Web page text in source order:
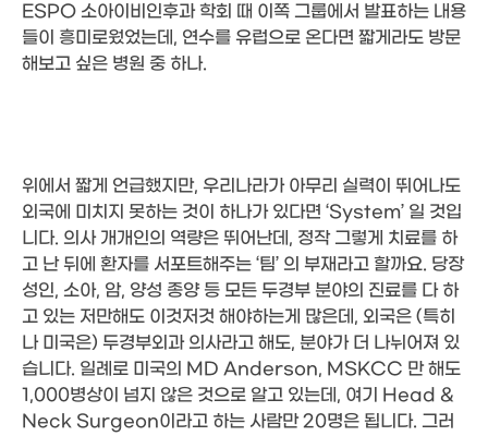
ESPO 소아이비인후과 학회 때 이쪽 그룹에서 발표하는 내용
들이 흥미로웠었는데, 연수를 유럽으로 온다면 짧게라도 방문
해보고 싶은 병원 중 하나.
위에서 짧게 언급했지만, 우리나라가 아무리 실력이 뛰어나도
외국에 미치지 못하는 것이 하나가 있다면 ‘System’ 일 것입
니다. 의사 개개인의 역량은 뛰어난데, 정작 그렇게 치료를 하
고 난 뒤에 환자를 서포트해주는 ‘팀’ 의 부재라고 할까요. 당장
성인, 소아, 암, 양성 종양 등 모든 두경부 분야의 진료를 다 하
고 있는 저만해도 이것저것 해야하는게 많은데, 외국은 (특히
나 미국은) 두경부외과 의사라고 해도, 분야가 더 나뉘어져 있
습니다. 일례로 미국의 MD Anderson, MSKCC 만 해도
1,000병상이 넘지 않은 것으로 알고 있는데, 여기 Head &
Neck Surgeon이라고 하는 사람만 20명은 됩니다. 그러